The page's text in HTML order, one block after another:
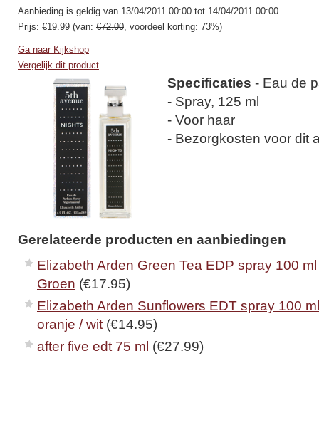
Aanbieding is geldig van 13/04/2011 00:00 tot 14/04/2011 00:00
Prijs: €19.99 (van: €72.00, voordeel korting: 73%)
Ga naar Kijkshop
Vergelijk dit product
Specificaties - Eau de
- Spray, 125 ml
- Voor haar
- Bezorgkosten voor dit
Gerelateerde producten en aanbiedingen
Elizabeth Arden Green Tea EDP spray 100
Groen (€17.95)
Elizabeth Arden Sunflowers EDT spray 100
oranje / wit (€14.95)
after five edt 75 ml (€27.99)